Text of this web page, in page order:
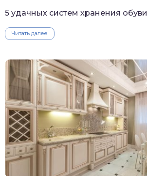
5 удачных систем хранения обуви
Читать далее